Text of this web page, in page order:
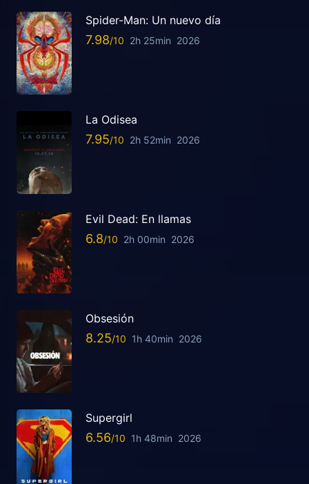
Spider-Man: Un nuevo día
7.98 2h 25min 2026
La Odisea
7.95 2h 52min 2026
Evil Dead: En llamas
6.8 2h 00min 2026
Obsesión
8.25 1h 40min 2026
Supergirl
6.56 1h 48min 2026